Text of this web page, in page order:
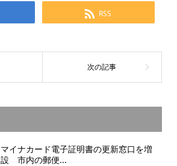
RSS
マイナカード電子証明書の更新窓口を増
設 市内の郵便...